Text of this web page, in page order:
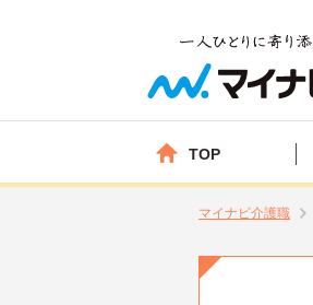
TOP
マイナビ介護職